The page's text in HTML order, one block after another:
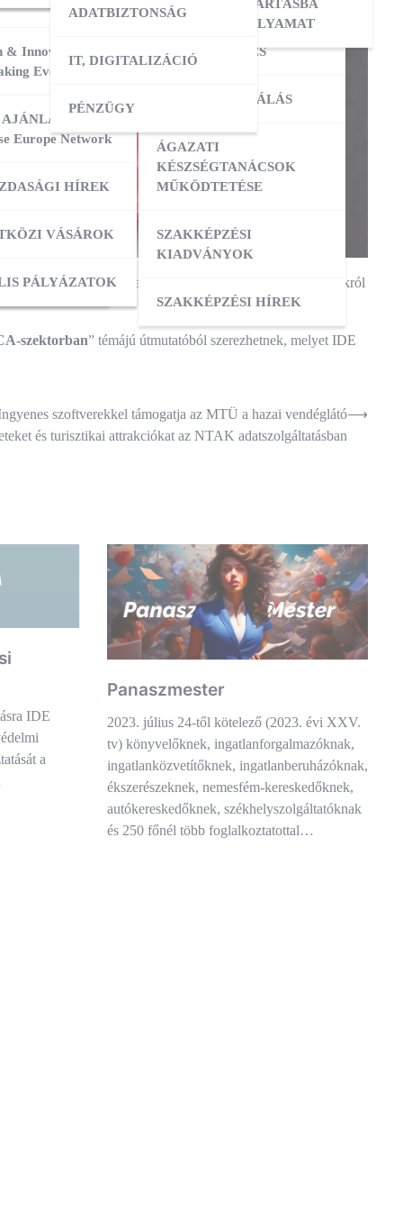
& Innovation
Event 2026
Europe Network
HÍREK
VÁSÁROK
TAGOZATOK
PÁLYÁZATOK
NYILVÁNTARTÁSBA
VÉTELI FOLYAMAT
OKTATÓI KÉPZÉS
MESTERKÉPZÉS
VIZSGADELEGÁLÁS
ÁGAZATI
KÉSZSÉGTANÁCSOK
MŰKÖDTETÉSE
SZAKKÉPZÉSI
KIADVÁNYOK
SZAKKÉPZÉSI HÍREK
ADATBIZTONSÁG
IT, DIGITALIZÁCIÓ
PÉNZÜGY
tájékoztatását az alapvető munkavédelmi tudnivalókról
szektorban” témájú útmutatóból szerezhetnek, melyet IDE
szoftverekkel támogatja az MTÜ a hazai vendéglátó
és turisztikai attrakciókat az NTAK adatszolgáltatásban
⟶
IDE
a
Panaszmester
2023. július 24-től kötelező (2023. évi XXV.
tv) könyvelőknek, ingatlanforgalmazóknak,
ingatlanközvetítőknek, ingatlanberuházóknak,
ékszerészeknek, nemesfém-kereskedőknek,
autókereskedőknek, székhelyszolgáltatóknak
és 250 főnél több foglalkoztatottal…